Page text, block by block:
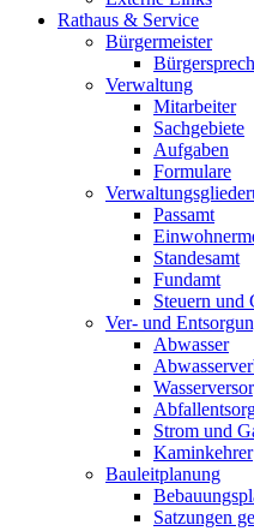
Rathaus & Service
Bürgermeister
Verwaltung
Mitarbeiter
Sachgebiete
Aufgaben
Formulare
Passamt
Standesamt
Fundamt
Steuern und
Ver- und
Abwasser
Strom und
Kaminkehrer
Bauleitplanung
Satzungen